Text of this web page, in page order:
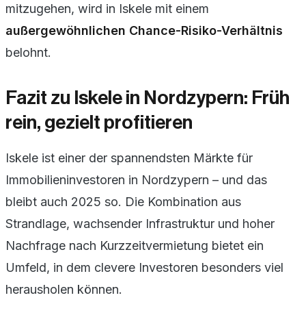
mitzugehen, wird in Iskele mit einem
außergewöhnlichen Chance-Risiko-Verhältnis
belohnt.
Fazit zu Iskele in Nordzypern: Früh
rein, gezielt profitieren
Iskele ist einer der spannendsten Märkte für
Immobilieninvestoren in Nordzypern – und das
bleibt auch 2025 so. Die Kombination aus
Strandlage, wachsender Infrastruktur und hoher
Nachfrage nach Kurzzeitvermietung bietet ein
Umfeld, in dem clevere Investoren besonders viel
herausholen können.